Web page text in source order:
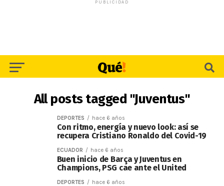
PUBLICIDAD
All posts tagged "Juventus"
DEPORTES hace 6 años
Con ritmo, energía y nuevo look: así se
recupera Cristiano Ronaldo del Covid-19
ECUADOR hace 6 años
Buen inicio de Barça y Juventus en
Champions, PSG cae ante el United
DEPORTES hace 6 años